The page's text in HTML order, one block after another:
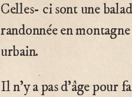
Celles- ci sont une
randonnée en
urbain.
Il n’y a pas d’âge pour